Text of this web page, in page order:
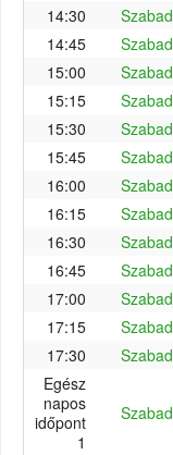
14:30
Szabad
14:45
Szabad
15:00
Szabad
15:15
Szabad
15:30
Szabad
15:45
Szabad
16:00
Szabad
16:15
Szabad
16:30
Szabad
16:45
Szabad
17:00
Szabad
17:15
Szabad
17:30
Szabad
Egész
napos
időpont
1
Szabad